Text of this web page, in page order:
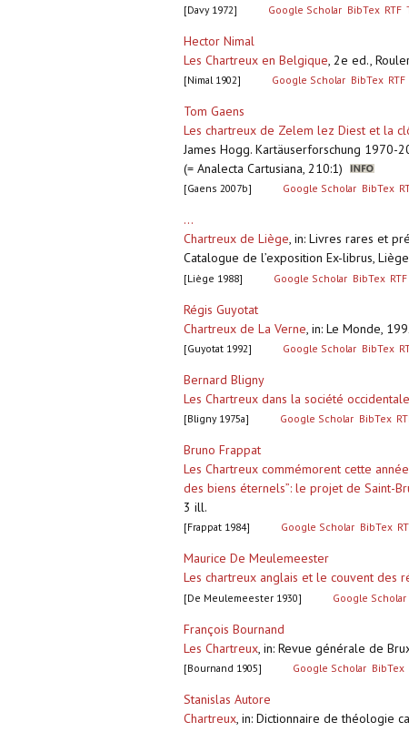
[Davy 1972] Google Scholar BibTex RTF
Hector Nimal
Les Chartreux en Belgique, 2e ed.,
[Nimal 1902] Google Scholar BibTex RTF
Tom Gaens
Les chartreux de Zelem lez Diest et la
James Hogg. Kartäuserforschung 1970-
(= Analecta Cartusiana, 210:1)
[Gaens 2007b] Google Scholar BibTex
...
Chartreux de Liège, in: Livres rares et
Catalogue de l’exposition Ex-librus,
[Liège 1988] Google Scholar BibTex RTF
Régis Guyotat
Chartreux de La Verne, in: Le Monde,
[Guyotat 1992] Google Scholar BibTex
Bernard Bligny
Les Chartreux dans la société
[Bligny 1975a] Google Scholar BibTex
Bruno Frappat
Les Chartreux commémorent cette
des biens éternels”: le projet de Saint-
3 ill.
[Frappat 1984] Google Scholar BibTex
Maurice De Meulemeester
Les chartreux anglais et le couvent des
[De Meulemeester 1930] Google Scholar
François Bournand
Les Chartreux, in: Revue générale de
[Bournand 1905] Google Scholar BibTex
Stanislas Autore
Chartreux, in: Dictionnaire de théologie